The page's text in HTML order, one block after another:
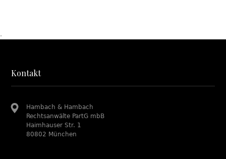
.
Kontakt
Hambach & Hambach
Rechtsanwälte PartG mbB
Haimhauser Str. 1
80802 München